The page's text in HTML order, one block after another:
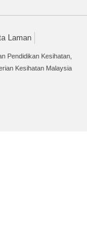
Laman
Pendidikan Kesihatan,
Kesihatan Malaysia